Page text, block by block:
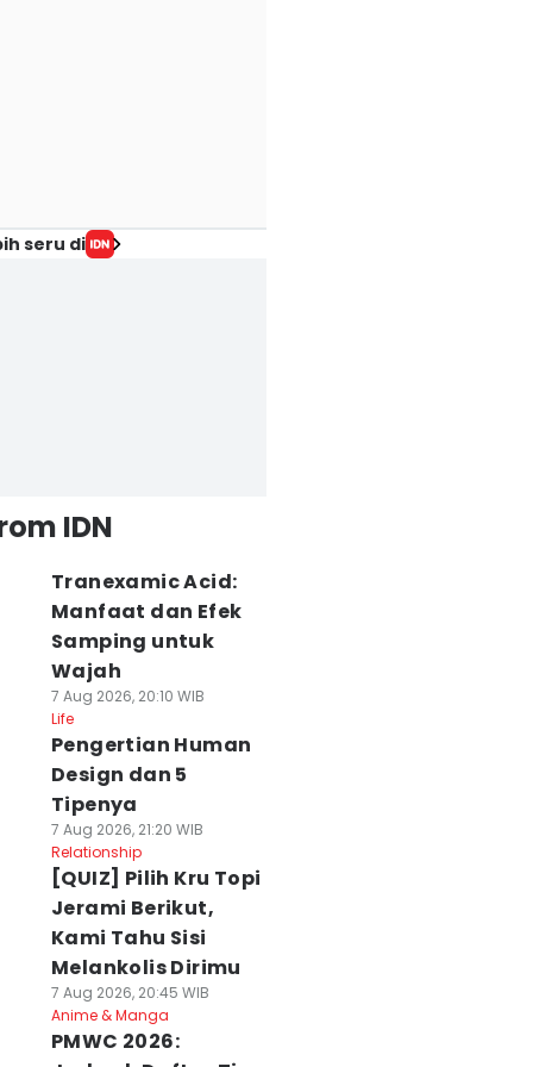
seru di
IDN
Tranexamic Acid:
Manfaat dan Efek
Samping untuk
Wajah
7 Aug 2026, 20:10 WIB
Life
Pengertian Human
Design dan 5
Tipenya
7 Aug 2026, 21:20 WIB
Relationship
[QUIZ] Pilih Kru Topi
Jerami Berikut,
Kami Tahu Sisi
Melankolis Dirimu
7 Aug 2026, 20:45 WIB
Anime & Manga
PMWC 2026: